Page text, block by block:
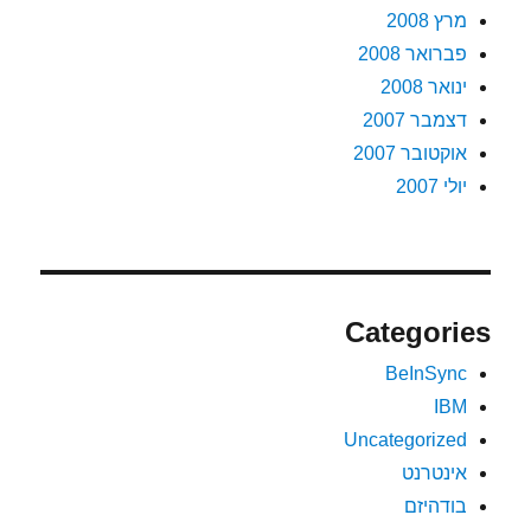
מרץ 2008
פברואר 2008
ינואר 2008
דצמבר 2007
אוקטובר 2007
יולי 2007
Categories
BeInSync
IBM
Uncategorized
אינטרנט
בודהיזם